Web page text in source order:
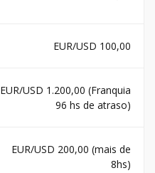
EUR/USD 100,00
EUR/USD 1.200,00 (Franquia
96 hs de atraso)
EUR/USD 200,00 (mais de
8hs)